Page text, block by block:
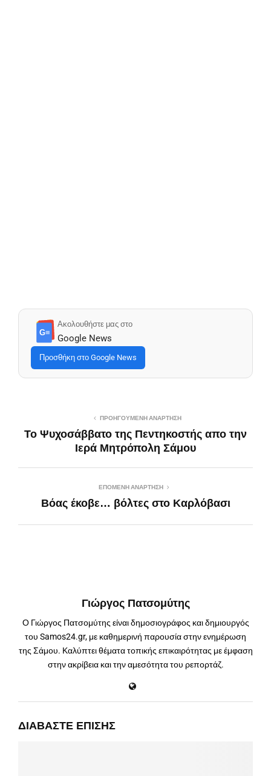
G≡
Ακολουθήστε μας στο
Google News
Προσθήκη στο Google News
ΠΡΟΗΓΟΎΜΕΝΗ ΑΝΆΡΤΗΣΗ
Το Ψυχοσάββατο της Πεντηκοστής απο την
Ιερά Μητρόπολη Σάμου
ΕΠΌΜΕΝΗ ΑΝΆΡΤΗΣΗ
Βόας έκοβε… βόλτες στο Καρλόβασι
Γιώργος Πατσομύτης
Ο Γιώργος Πατσομύτης είναι δημοσιογράφος και δημιουργός
του Samos24.gr, με καθημερινή παρουσία στην ενημέρωση
της Σάμου. Καλύπτει θέματα τοπικής επικαιρότητας με έμφαση
στην ακρίβεια και την αμεσότητα του ρεπορτάζ.
ΔΙΑΒΆΣΤΕ ΕΠΊΣΗΣ